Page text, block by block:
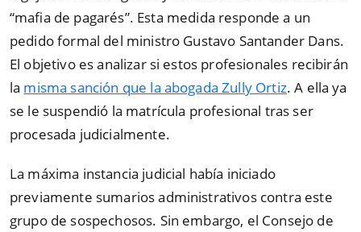
“mafia de pagarés”. Esta medida responde a un
pedido formal del ministro Gustavo Santander Dans.
El objetivo es analizar si estos profesionales recibirán
la misma sanción que la abogada Zully Ortiz. A ella ya
se le suspendió la matrícula profesional tras ser
procesada judicialmente.
La máxima instancia judicial había iniciado
previamente sumarios administrativos contra este
grupo de sospechosos. Sin embargo, el Consejo de